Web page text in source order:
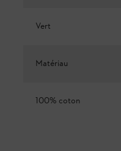
Vert
Matériau
100% coton